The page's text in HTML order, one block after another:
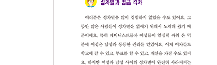
4. 다양한 사랑의 모양
끌리는 마음과 성적 지향 84
“남자 친구 있니? 여자 친구 있니” 86